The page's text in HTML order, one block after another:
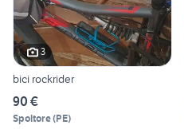
3
bici rockrider
90 €
Spoltore(PE)